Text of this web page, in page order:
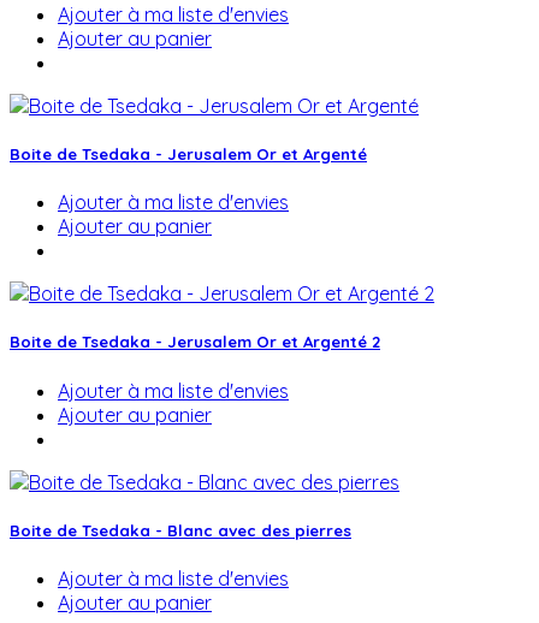
Ajouter à ma liste d'envies
Ajouter au panier
Boite de Tsedaka - Jerusalem Or et Argenté
Ajouter à ma liste d'envies
Ajouter au panier
Boite de Tsedaka - Jerusalem Or et Argenté 2
Ajouter à ma liste d'envies
Ajouter au panier
Boite de Tsedaka - Blanc avec des pierres
Ajouter à ma liste d'envies
Ajouter au panier